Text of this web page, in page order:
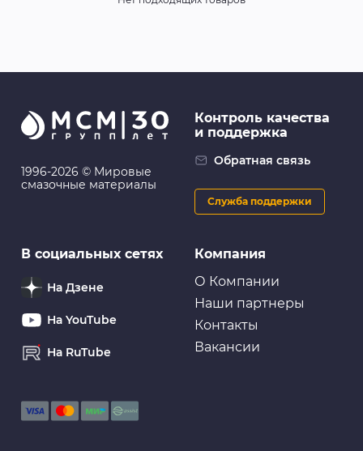
1996-2026 © Мировые
смазочные материалы
Компания
О Компании
Наши партнеры
Контакты
Вакансии
Контроль качества
и поддержка
Обратная связь
Служба поддержки
В социальных сетях
На Дзене
На YouTube
На RuTube